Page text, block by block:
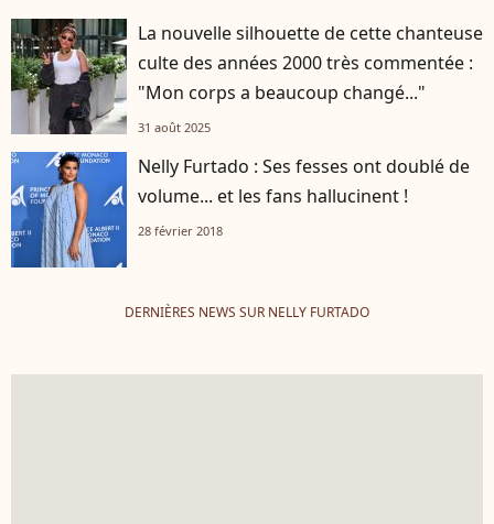
La nouvelle silhouette de cette chanteuse
culte des années 2000 très commentée :
"Mon corps a beaucoup changé..."
31 août 2025
Nelly Furtado : Ses fesses ont doublé de
volume... et les fans hallucinent !
28 février 2018
DERNIÈRES NEWS SUR NELLY FURTADO